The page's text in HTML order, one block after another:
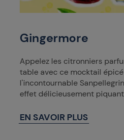
Gingermore
Appelez les citronniers
table avec ce mocktail
l'incontournable
effet délicieusement
EN SAVOIR PLUS